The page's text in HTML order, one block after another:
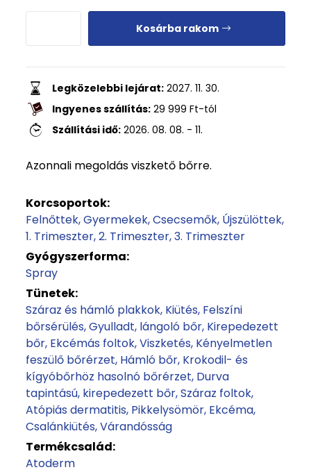
Kosárba rakom
Legközelebbi lejárat: 2027. 11. 30.
Ingyenes szállítás: 29 999 Ft-tól
Szállítási idő: 2026. 08. 08. - 11.
Azonnali megoldás viszkető bőrre.
Korcsoportok:
Felnőttek Gyermekek Csecsemők Újszülöttek
1. Trimeszter 2. Trimeszter 3. Trimeszter
Gyógyszerforma:
Spray
Tünetek:
Száraz és hámló plakkok Kiütés Felszíni
bőrsérülés Gyulladt, lángoló bőr Kirepedezett
bőr Ekcémás foltok Viszketés Kényelmetlen
feszülő bőrérzet Hámló bőr Krokodil- és
kígyóbőrhöz hasolnó bőrérzet Durva
tapintású, kirepedezett bőr Száraz foltok
Atópiás dermatitis Pikkelysömör Ekcéma
Csalánkiütés Várandósság
Termékcsalád:
Atoderm